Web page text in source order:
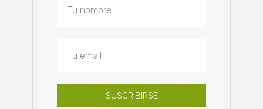
SUSCRIBIRSE